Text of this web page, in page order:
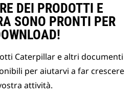
DEI PRODOTTI E
SONO PRONTI PER
Caterpillar e altri documenti
per aiutarvi a far crescere
attività.